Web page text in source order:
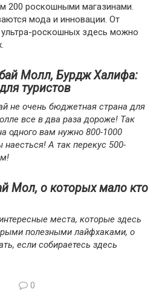
200 роскошными магазинами.
мода и инновации. От
роскошных здесь можно
Молл, Бурдж Халифа:
туристов
не очень бюджетная страна для
все в два раза дороже! Так
одного вам нужно 800-1000
А так перекус 500-
Мол, о которых мало кто
места, которые здесь
полезными лайфхаками, о
если собираетесь здесь
0